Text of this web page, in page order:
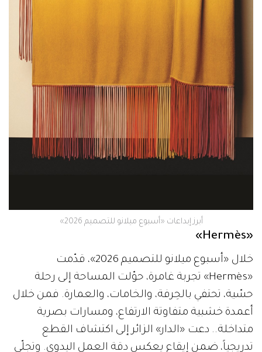
أبرز إبداعات «أسبوع ميلانو للتصميم 2026»
«Hermès»
خلال «أسبوع ميلانو للتصميم 2026»، قدّمت
«Hermès» تجربة غامرة، حوّلت المساحة إلى رحلة
حسّية، تحتفي بالحِرفة، والخامات، والعمارة. فمن خلال
أعمدة خشبية متفاوتة الارتفاع، ومسارات بصرية
متداخلة.. دعت «الدار» الزائر إلى اكتشاف القطع
تدريجياً، ضمن إيقاع يعكس دقة العمل اليدوي. وتجلّى